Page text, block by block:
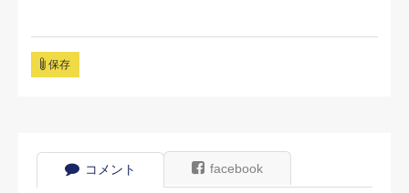
保存
コメント facebook